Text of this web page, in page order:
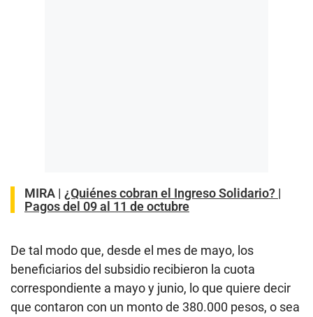
MIRA | ¿Quiénes cobran el Ingreso Solidario? |
Pagos del 09 al 11 de octubre
De tal modo que, desde el mes de mayo, los
beneficiarios del subsidio recibieron la cuota
correspondiente a mayo y junio, lo que quiere decir
que contaron con un monto de 380.000 pesos, o sea